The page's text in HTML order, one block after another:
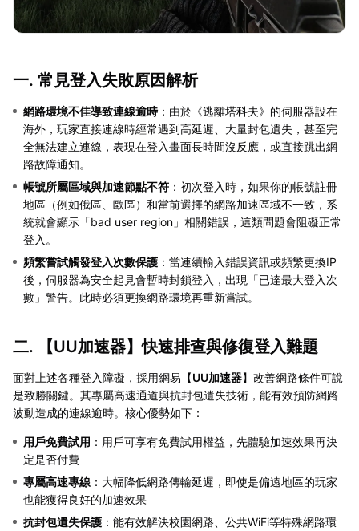
一. 常見登入失敗原因解析
網路環境不佳導致連線逾時：由於《逃離塔科夫》的伺服器設在
海外，玩家直接連線時經常遇到高延遲、大量封包遺失，甚至完
全無法建立連線，表現在登入畫面長時間沒反應，或直接跳出網
路故障通知。
帳號所屬區域與加速節點不符 ：初次登入時，如果你的帳號註冊
地區（例如俄區、歐區）和當前選擇的網路加速區域不一致，系
統就會顯示「bad user region」相關錯誤，這類問題會阻礙正常
登入。
頻繁嘗試觸發登入次數保護 ：當連續輸入錯誤資訊或頻繁更換IP
後，伺服器為安全起見會暫時封鎖登入，出現「已達最大登入次
數」警告。此時必須更換網路環境再重新嘗試。
二. 【UU加速器】快速排查與修復登入難題
面對上述各種登入障礙，採用網易【UU加速器】改善網路條件可說
是致勝關鍵。其專屬高速通道與抗封包遺失技術，能有效預防網路
波動造成的連線逾時。核心優勢如下：
用戶免費試用 ：用戶可享有免費試用權益，先體驗加速效果再決
定是否付費
專屬高速專線 ：大幅降低網路傳輸延遲，即使是偏遠地區的玩家
也能獲得良好的加速效果
抗封包遺失保護 ：能有效解決校園網路、公共WiFi等特殊網路環